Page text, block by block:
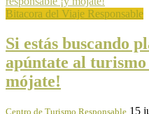
Bitacora del Viaje Responsable
Si estás buscando
apúntate al turismo
mójate!
Centro de Turismo Responsable 15